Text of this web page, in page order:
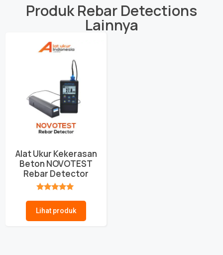
ProdukRebar Detections
Lainnya
Alat Ukur Kekerasan
Beton NOVOTEST
Rebar Detector
Lihat produk